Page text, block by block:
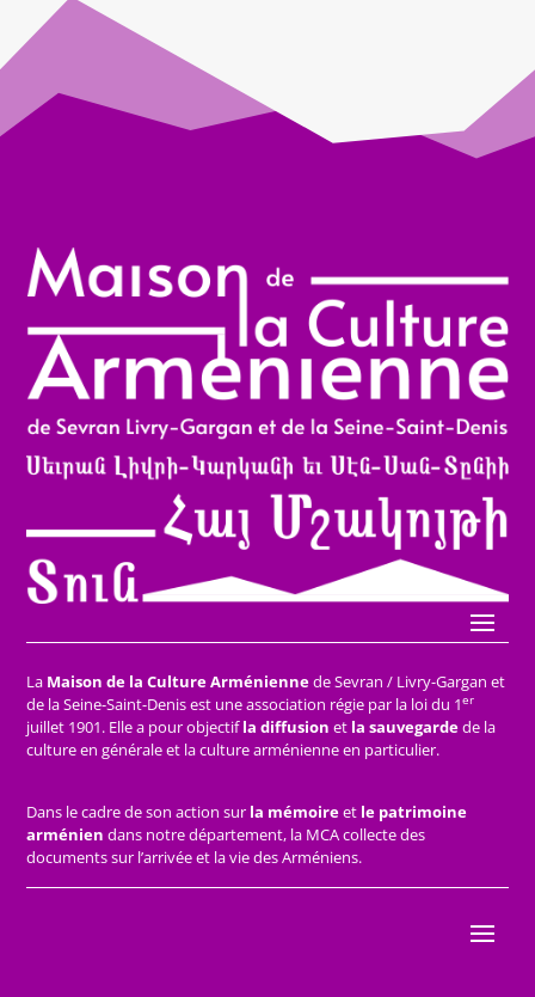
La Maison de la Culture Arméniennede Sevran / Livry-Gargan et
de la Seine-Saint-Denis est une association régie par la loi du 1er
juillet 1901. Elle a pour objectifla diffusion et la sauvegardede la
culture en générale et la culture arménienne en particulier.
Dans le cadre de son action sur la mémoireet le patrimoine
arménien dans notre département, la MCA collecte des
documents sur l’arrivée et la vie des Arméniens.